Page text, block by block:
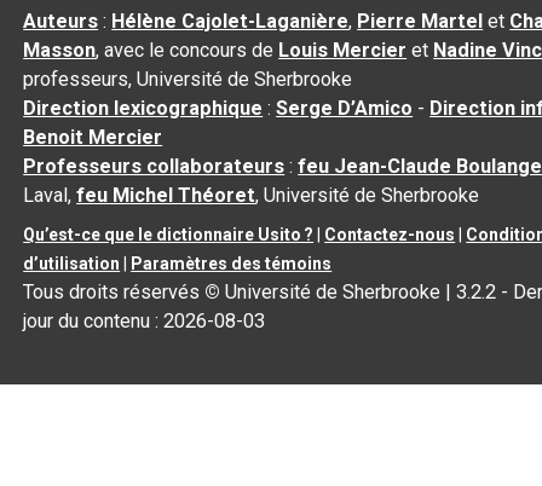
Auteurs : Hélène Cajolet-Laganière, Pierre Martel et
Masson, avec le concours de Louis Mercier et Nadine
professeurs, Université de Sherbrooke
Direction lexicographique :Serge D’Amico - Direction
Benoit Mercier
Professeurs collaborateurs :feu Jean-Claude
Laval,feu Michel Théoret, Université de Sherbrooke
Qu’est-ce que le dictionnaire Usito ? Contactez-nous
d’utilisation
Paramètres des témoins
Tous droits réservés © Université de Sherbrooke |3.2.2 -
jour du contenu :2026-08-03